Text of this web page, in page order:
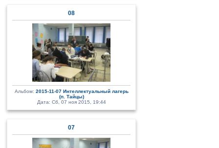
08
Альбом: 2015-11-07 Интеллектуальный лагерь
(п. Тайцы)
Дата: Сб, 07 ноя 2015, 19:44
07